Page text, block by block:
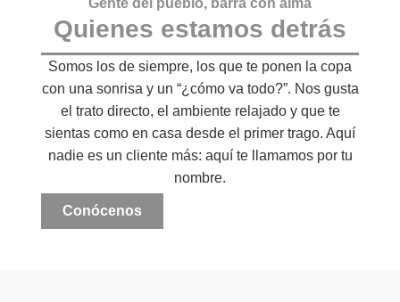
Quienes estamos detrás
Somos los de siempre, los que te ponen la copa
con una sonrisa y un “¿cómo va todo?”. Nos gusta
el trato directo, el ambiente relajado y que te
sientas como en casa desde el primer trago. Aquí
nadie es un cliente más: aquí te llamamos por tu
nombre.
Conócenos